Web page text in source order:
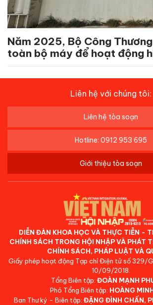
Năm 2025, Bộ Công
toàn bộ máy để hoạt động
Liên hệ với chúng tôi:
Liên hệ tòa soạn
Hotline: 0912 953 695
Giới thiệu tòa soạn
DIỄN ĐÀN KHOA HỌC VÀ THỰC TIỄN -
CHÍNH SÁCH TRONG HỘI NHẬP VÀ PHÁT
CHÍNH SÁCH, PHÁP LUẬT VÀ
Giấy phép hoạt động Tạp chí Điện tử số 329/
10/09/2018.
Tổng Biên tập: ĐOÀN MẠNH
Phó Tổng Biên tập: HOÀNG
Ban Thư ký - Biên tập: ĐẶNG ĐÌNH CHẤN,